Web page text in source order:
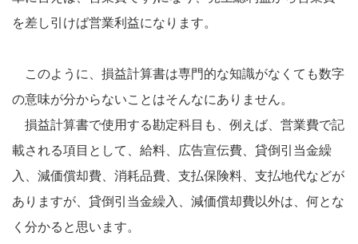
を差し引けば営業利益になります。
このように、損益計算書は専門的な知識がなくても数字
の意味が分からないことはそんなにありません。
損益計算書で使用する勘定科目も、例えば、営業費で記
載される項目として、給料、広告宣伝費、貸倒引当金繰
入、減価償却費、消耗品費、支払保険料、支払地代などが
ありますが、貸倒引当金繰入、減価償却費以外は、何とな
く分かると思います。